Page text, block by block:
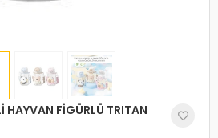
HAYVAN FİGÜRLÜ TRITAN